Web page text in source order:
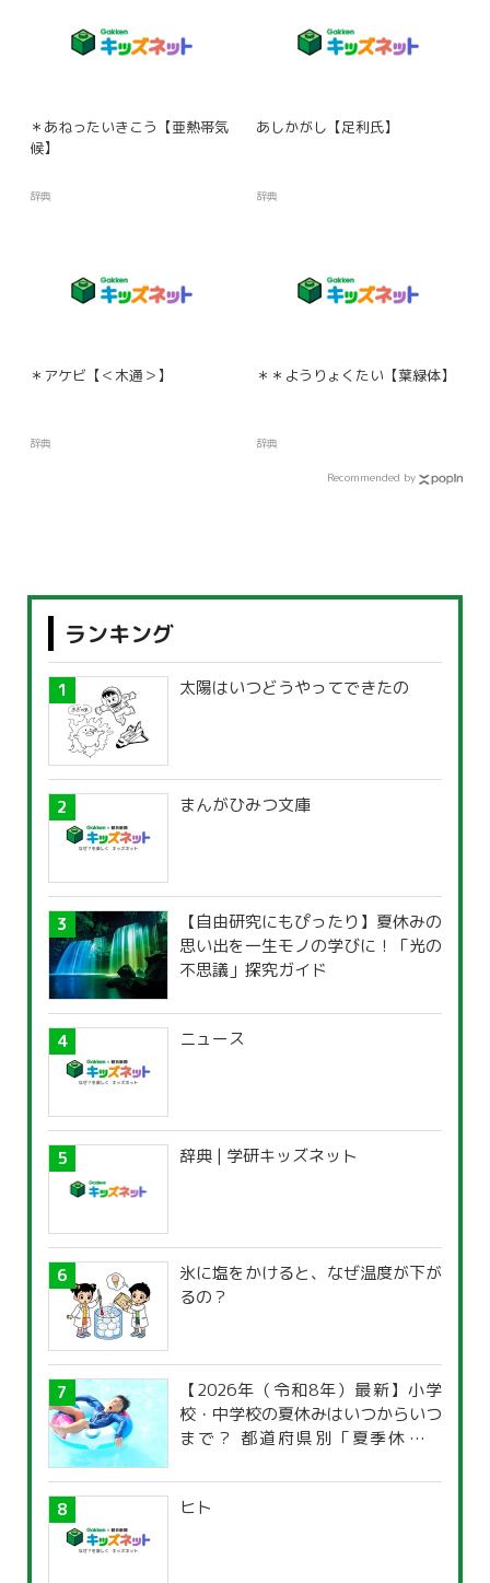
＊あねったいきこう【亜熱帯気
候】
辞典
あしかがし【足利氏】
辞典
＊アケビ【＜木通＞】
辞典
＊＊ようりょくたい【葉緑体】
辞典
Recommended by
ランキング
太陽はいつどうやってできたの
まんがひみつ文庫
【自由研究にもぴったり】夏休みの
思い出を一生モノの学びに！「光の
不思議」探究ガイド
ニュース
辞典 | 学研キッズネット
氷に塩をかけると、なぜ温度が下が
るの？
【2026年（令和8年）最新】小学
校・中学校の夏休みはいつからいつ
まで？ 都道府県別「夏季休暇一
ヒト